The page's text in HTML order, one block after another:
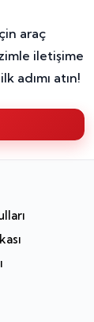
araç
iletişime
adımı atın!